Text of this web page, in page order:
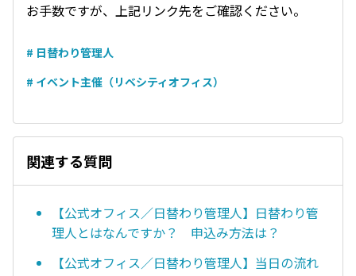
お手数ですが、上記リンク先をご確認ください。
# 日替わり管理人
# イベント主催（リベシティオフィス）
関連する質問
【公式オフィス／日替わり管理人】日替わり管
理人とはなんですか？ 申込み方法は？
【公式オフィス／日替わり管理人】当日の流れ